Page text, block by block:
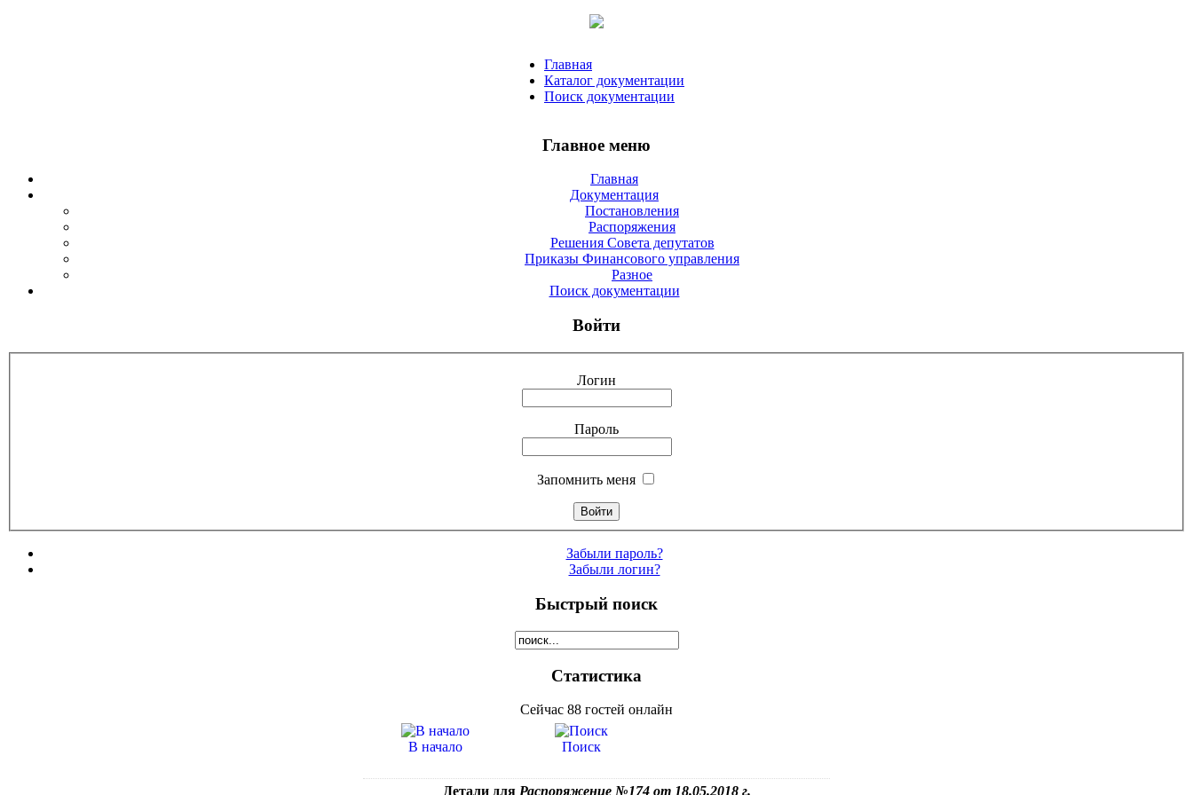
Главная
Каталог документации
Поиск документации
Главное меню
Главная
Документация
Постановления
Распоряжения
Решения Совета депутатов
Приказы Финансового управления
Разное
Поиск документации
Войти
Логин
Пароль
Запомнить меня
Забыли пароль?
Забыли логин?
Быстрый поиск
Статистика
Сейчас 88 гостей онлайн
В начало Поиск
Детали дляРаспоряжение №174 от 18.05.2018 г.